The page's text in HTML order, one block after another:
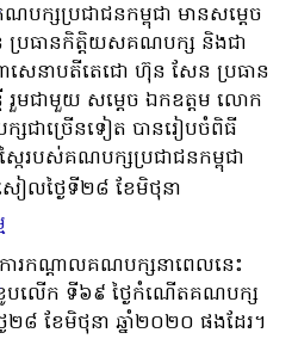
បក្សប្រជាជនកម្ពុជា មានសម្តេច
ប្រធានកិត្តិយសគណបក្ស និងជា
ាសេនាបតីតេជោ ហ៊ុន សែន ប្រធាន
រួមជាមួយ សម្តេច ឯកឧត្តម លោក
ជាច្រើនទៀត បានរៀបចំពិធី
កៃរបស់គណបក្សប្រជាជនកម្ពុជា
សៀលថ្ងៃទី២៨ ខែមិថុនា
ារកណ្តាលគណបក្សនាពេលនេះ
ខូបលើក ទី៦៩ ថ្ងៃកំណើតគណបក្ស
ៃ២៨ ខែមិថុនា ឆ្នាំ២០២០ ផងដែរ។